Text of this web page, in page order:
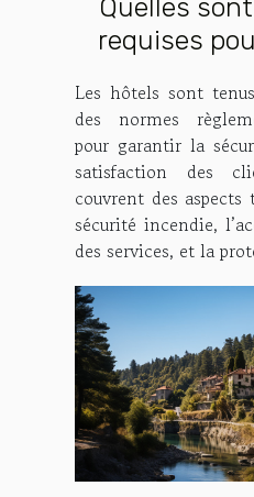
Quelles
requises
Les hôtels sont
des normes
pour garantir la
satisfaction des
couvrent des aspects
sécurité incendie,
des services, et la